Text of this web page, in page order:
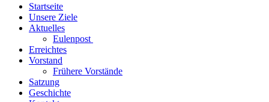
Startseite
Unsere Ziele
Aktuelles
Eulenpost
Erreichtes
Vorstand
Frühere Vorstände
Satzung
Geschichte